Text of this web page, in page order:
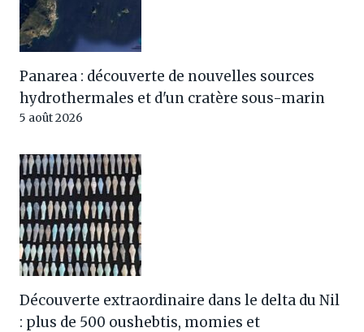
Panarea : découverte de nouvelles sources
hydrothermales et d'un cratère sous-marin
5 août 2026
Découverte extraordinaire dans le delta du Nil
: plus de 500 oushebtis, momies et